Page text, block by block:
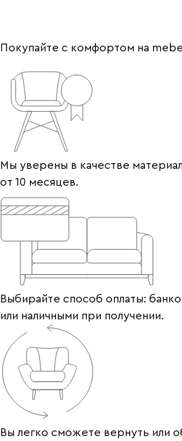
Покупайте с комфортом на
Мы уверены в качестве
от 10 месяцев.
Выбирайте способ оплаты:
или наличными при получении.
Вы легко сможете вернуть или